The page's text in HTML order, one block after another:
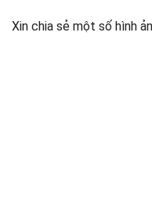
Xin chia sẻ một số hình